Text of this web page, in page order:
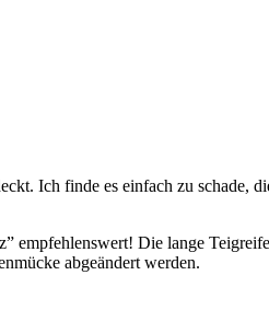
Ich finde es einfach zu schade,
empfehlenswert! Die lange
abgeändert werden.